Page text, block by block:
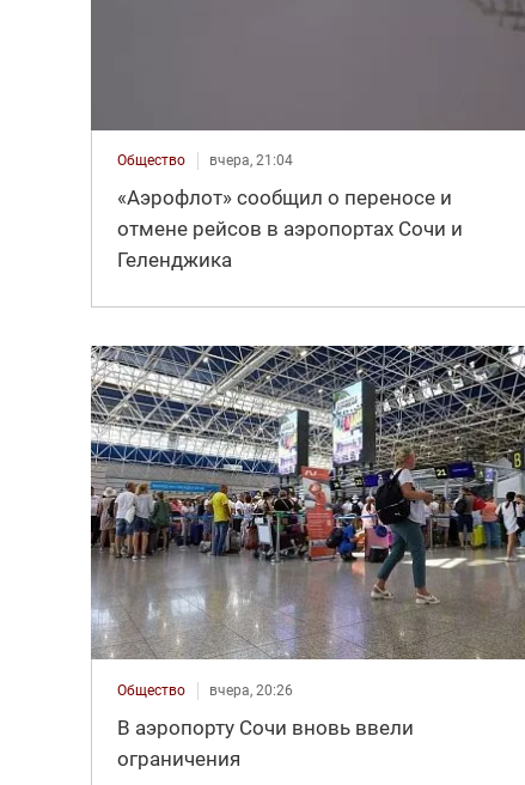
Общество вчера, 21:04
«Аэрофлот» сообщил о переносе и
отмене рейсов в аэропортах Сочи и
Геленджика
Общество вчера, 20:26
В аэропорту Сочи вновь ввели
ограничения